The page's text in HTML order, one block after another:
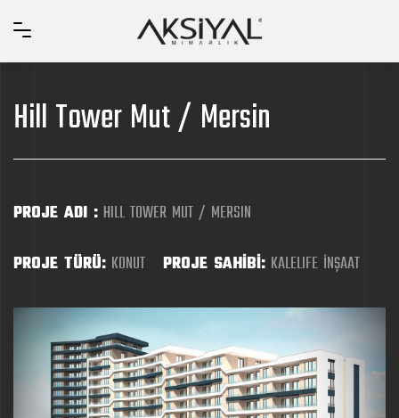
Hill Tower Mut / Mersin
PROJE ADI : HILL TOWER MUT / MERSIN
PROJE TÜRÜ: KONUT PROJE SAHİBİ: KALELIFE İNŞAAT